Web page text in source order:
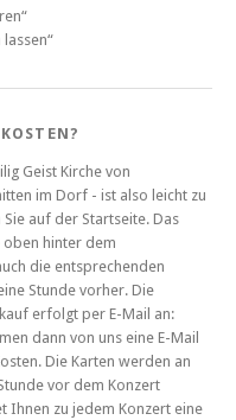
Geist Kirche von
im Dorf - ist also leicht zu
auf der Startseite. Das
oben hinter dem
die entsprechenden
Stunde vorher. Die
erfolgt per E-Mail an:
dann von uns eine E-Mail
Die Karten werden an
vor dem Konzert
Ihnen zu jedem Konzert eine